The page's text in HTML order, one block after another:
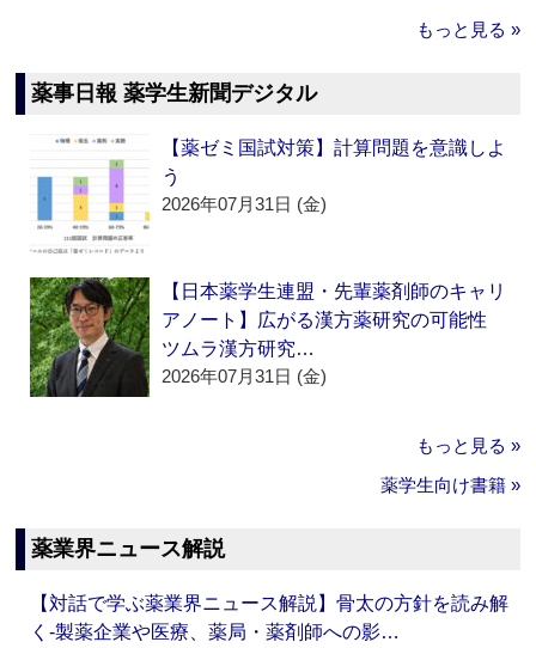
もっと見る »
薬事日報 薬学生新聞デジタル
【薬ゼミ国試対策】計算問題を意識しよ
う
2026年07月31日 (金)
【日本薬学生連盟・先輩薬剤師のキャリ
アノート】広がる漢方薬研究の可能性
ツムラ漢方研究…
2026年07月31日 (金)
もっと見る »
薬学生向け書籍 »
薬業界ニュース解説
【対話で学ぶ薬業界ニュース解説】骨太の方針を読み解
く‐製薬企業や医療、薬局・薬剤師への影…